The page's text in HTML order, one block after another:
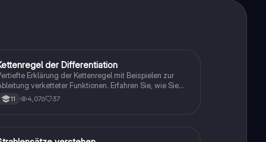
Mathe der Differentiation
Erklärung der Kettenregel mit Beispielen zur
verketteter Funktionen. Erfahren Sie, wie Sie
Ableitungsregel effektiv anwenden und die Schritte
Bestimmung von u und v verstehen. Ideal für
11 4,076 37